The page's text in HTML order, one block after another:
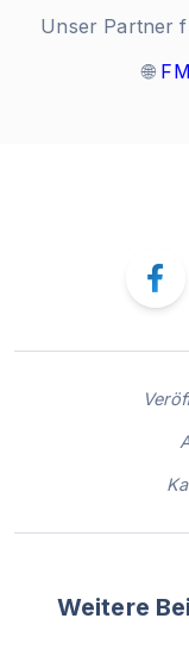
Unser Partner
🌐
Weitere